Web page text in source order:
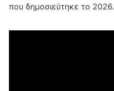
που δημοσιεύτηκε το 2026.